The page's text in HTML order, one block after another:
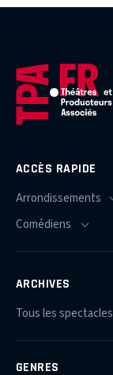
ACCÈS RAPIDE
ARCHIVES
Tous les spectacles
GENRES